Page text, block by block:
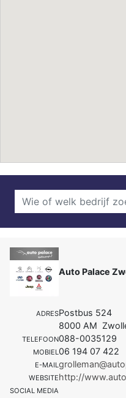
Auto Palace
ADRESPostbus 524
8000 AM
TELEFOON088-0035129
MOBIEL06 194 07 422
E-MAIL
WEBSITEhttp://
SOCIAL MEDIA